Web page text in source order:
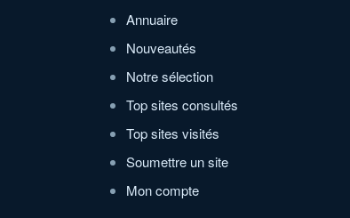
Annuaire
Nouveautés
Notre sélection
Top sites consultés
Top sites visités
Soumettre un site
Mon compte